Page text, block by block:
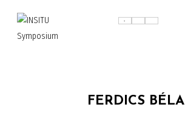
FERDICS BÉLA